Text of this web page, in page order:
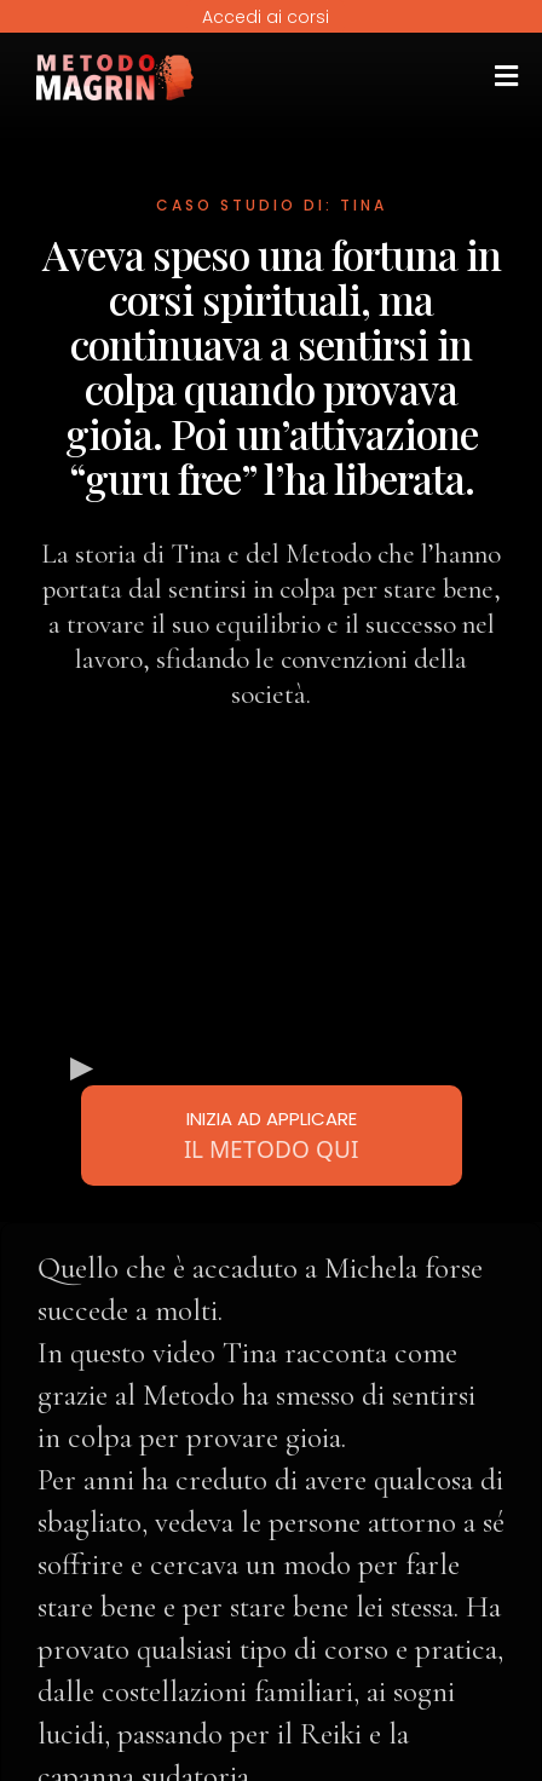
Accedi ai corsi
CASO STUDIO DI: TINA
Aveva speso una fortuna in
corsi spirituali, ma
continuava a sentirsi in
colpa quando provava
gioia. Poi un’attivazione
“guru free” l’ha liberata.
La storia di Tina e del Metodo che l’hanno
portata dal sentirsi in colpa per stare bene,
a trovare il suo equilibrio e il successo nel
lavoro, sfidando le convenzioni della
società.
INIZIA AD APPLICARE
IL METODO QUI
Quello che è accaduto a Michela forse
succede a molti.
In questo video Tina racconta come
grazie al Metodo ha smesso di sentirsi
in colpa per provare gioia.
Per anni ha creduto di avere qualcosa di
sbagliato, vedeva le persone attorno a sé
soffrire e cercava un modo per farle
stare bene e per stare bene lei stessa. Ha
provato qualsiasi tipo di corso e pratica,
dalle costellazioni familiari, ai sogni
lucidi, passando per il Reiki e la